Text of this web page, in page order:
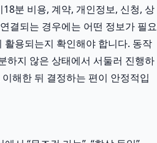
분 비용, 계약, 개인정보, 신청, 상
결되는 경우에는 어떤 정보가 필요
활용되는지 확인해야 합니다. 동작
하지 않은 상태에서 서둘러 진행하
해한 뒤 결정하는 편이 안정적입